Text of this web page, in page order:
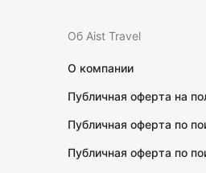
Об Aist Travel
О компании
Публичная оферта на
Публичная оферта по
Публичная оферта по